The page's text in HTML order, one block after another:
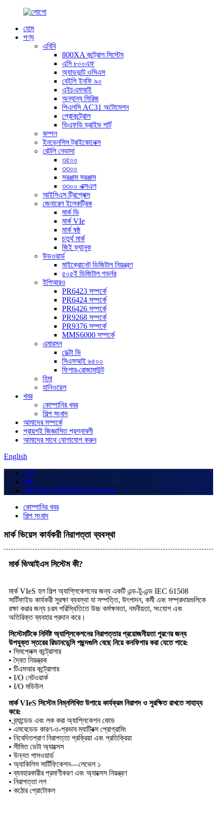
হোম
পণ্য
এবিবি
800XA কন্ট্রোল সিস্টেম
এসি ৮০০এফ
অ্যাডভান্ট ওসিএস
বেইলি ইনফি ৯০
এইচএমআই
অন্যান্য সিরিজ
পিএলসি AC31 অটোমেশন
প্রোকন্ট্রোল
ভিএফডি ড্রাইভ পার্ট
কম্পন
ইনভেনসিস ট্রাইকোনেক্স
বেন্টলি নেভাদা
৩৫০০
৩৩০০
সরঞ্জাম সরঞ্জাম
৩৩০০ এক্সএল
আইসিএস ট্রিপ্লেক্স
জেনারেল ইলেকট্রিক
মার্ক ভি
মার্ক VIe
মার্ক ষষ্ঠ
চতুর্থ মার্ক
জিই ফ্যানুক
উডওয়ার্ড
মাইক্রোনেট ডিজিটাল নিয়ন্ত্রণ
৫০৫ই ডিজিটাল গভর্নর
ইপিআরও
PR6423 সম্পর্কে
PR6424 সম্পর্কে
PR6426 সম্পর্কে
PR9268 সম্পর্কে
PR9376 সম্পর্কে
MMS6000 সম্পর্কে
এমারসন
ডেল্টা ভি
সিএসআই ৬৫০০
ফিশার-রোজামাউন্ট
হিমা
হানিওয়েল
খবর
কোম্পানির খবর
শিল্প সংবাদ
আমাদের সম্পর্কে
প্রায়শই জিজ্ঞাসিত প্রশ্নাবলী
আমাদের সাথে যোগাযোগ করুন
English
হোম
খবর
মার্ক ভিয়েস কার্যকরী নিরাপত্তা ব্যবস্থা
কোম্পানির খবর
শিল্প সংবাদ
মার্ক ভিয়েস কার্যকরী নিরাপত্তা ব্যবস্থা
মার্ক ভিআইএস সিস্টেম কী?
মার্ক VIeS হল শিল্প অ্যাপ্লিকেশনের জন্য একটি এন্ড-টু-এন্ড IEC 61508
সার্টিফাইড কার্যকরী সুরক্ষা ব্যবস্থা যা সম্পত্তি, উৎপাদন, কর্মী এবং সম্প্রদায়গুলিকে
রক্ষা করার জন্য চরম পরিস্থিতিতে উচ্চ কর্মক্ষমতা, নমনীয়তা, সংযোগ এবং
অতিরিক্ত ব্যবহার প্রদান করে।
সিস্টেমটিকে নির্দিষ্ট অ্যাপ্লিকেশনের নিরাপত্তার প্রয়োজনীয়তা পূরণের জন্য
উপযুক্ত স্তরের রিডানডেন্সি পছন্দগুলি বেছে নিয়ে কনফিগার করা যেতে পারে:
• সিমপ্লেক্স কন্ট্রোলার
• দ্বৈত নিয়ন্ত্রক
• টিএমআর কন্ট্রোলার
• I/O নেটওয়ার্ক
• I/O মডিউল
মার্ক VIeS সিস্টেম নিম্নলিখিত উপায়ে কার্যক্রম নিরাপদ ও সুরক্ষিত রাখতে সাহায্য
করে:
• ব্র্যান্ডেড এবং লক করা অ্যাপ্লিকেশন কোড
• এমবেডেড কারণ-ও-প্রভাব ম্যাট্রিক্স প্রোগ্রামিং
• নিবেদিতপ্রাণ নিরাপত্তা প্রক্রিয়া এবং প্রতিক্রিয়া
• সীমিত ডেটা অ্যাক্সেস
• উন্নত পাসওয়ার্ড
• অ্যাকিলিস সার্টিফিকেশন—লেভেল ১
• ব্যবহারকারীর প্রমাণীকরণ এবং অ্যাক্সেস নিয়ন্ত্রণ
• নিরাপত্তা লগ
• কঠোর প্রোটোকল